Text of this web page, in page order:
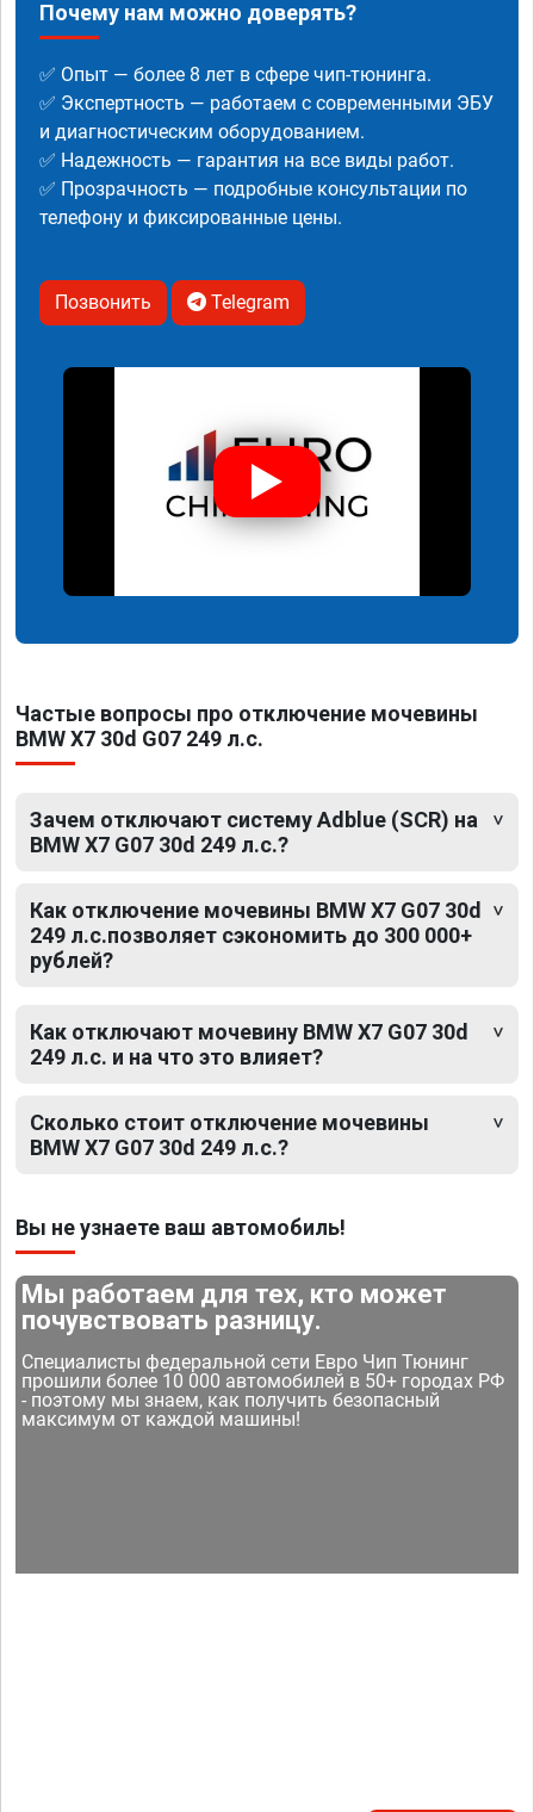
Почему нам можно доверять?
✅ Опыт — более 8 лет в сфере чип-тюнинга.
✅ Экспертность — работаем с современными ЭБУ
и диагностическим оборудованием.
✅ Надежность — гарантия на все виды работ.
✅ Прозрачность — подробные консультации по
телефону и фиксированные цены.
Позвонить Telegram
Частые вопросы про отключение мочевины
BMW X7 30d G07 249 л.с.
Зачем отключают систему Adblue (SCR) на
BMW X7 G07 30d 249 л.с.?
Как отключение мочевины BMW X7 G07 30d
249 л.с.позволяет сэкономить до 300 000+
рублей?
Как отключают мочевину BMW X7 G07 30d
249 л.с. и на что это влияет?
Сколько стоит отключение мочевины
BMW X7 G07 30d 249 л.с.?
Вы не узнаете ваш автомобиль!
Мы работаем для тех, кто может
почувствовать разницу.
Специалисты федеральной сети Евро Чип Тюнинг
прошили более 10 000 автомобилей в 50+ городах РФ
- поэтому мы знаем, как получить безопасный
максимум от каждой машины!